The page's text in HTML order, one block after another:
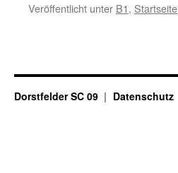
Veröffentlicht unter B1, Startseite
Dorstfelder SC 09 Datenschutz